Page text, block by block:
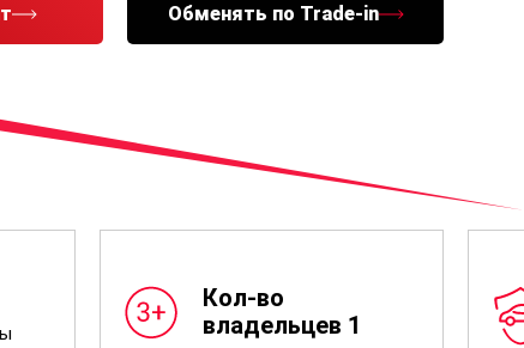
Обменять по Trade-in
Кол-во
владельцев 1